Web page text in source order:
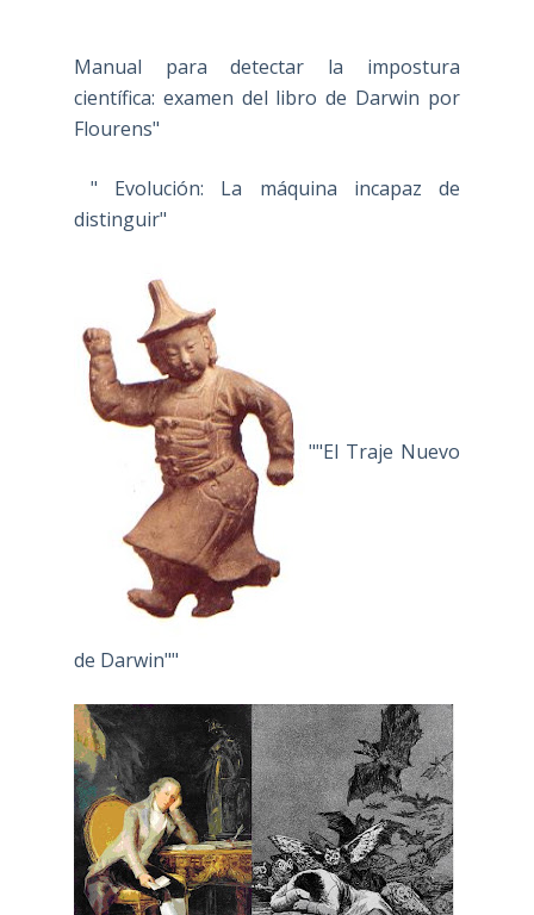
Manual para detectar la impostura
científica: examen del libro de Darwin por
Flourens"
" Evolución: La máquina incapaz de
distinguir"
""El Traje Nuevo
de Darwin""